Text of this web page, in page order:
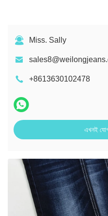
Miss. Sally
+8613630102478
এখনই